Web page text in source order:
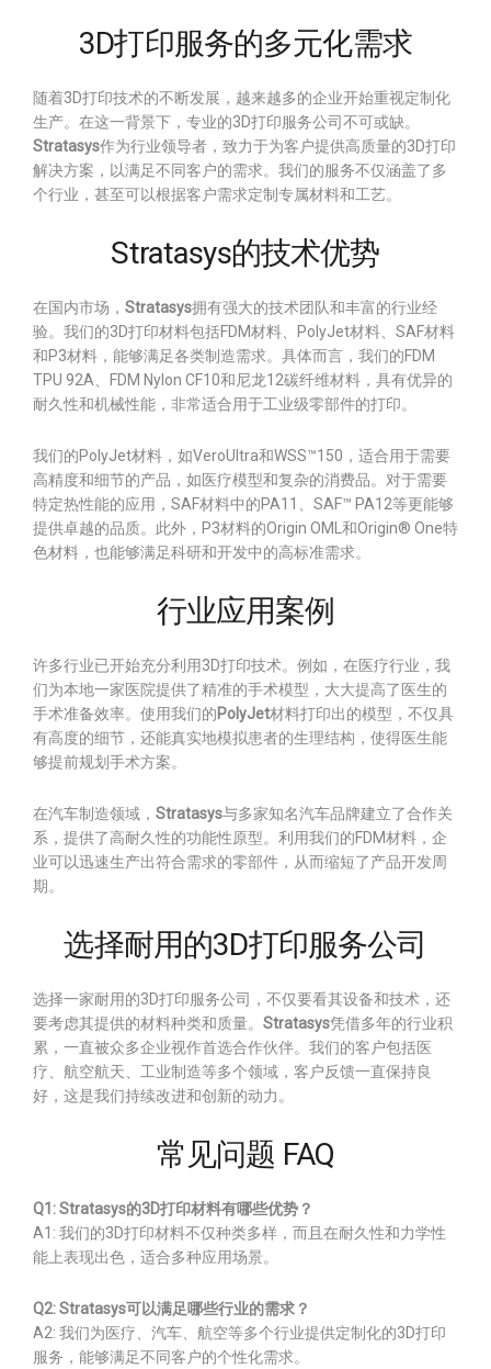
3D打印服务的多元化需求
随着3D打印技术的不断发展，越来越多的企业开始重视定制化
生产。在这一背景下，专业的3D打印服务公司不可或缺。
Stratasys作为行业领导者，致力于为客户提供高质量的3D打印
解决方案，以满足不同客户的需求。我们的服务不仅涵盖了多
个行业，甚至可以根据客户需求定制专属材料和工艺。
Stratasys的技术优势
在国内市场， Stratasys拥有强大的技术团队和丰富的行业经
验。我们的3D打印材料包括FDM材料、PolyJet材料、SAF材料
和P3材料，能够满足各类制造需求。具体而言，我们的FDM
TPU 92A、FDM Nylon CF10和尼龙12碳纤维材料，具有优异的
耐久性和机械性能，非常适合用于工业级零部件的打印。
我们的PolyJet材料，如VeroUltra和WSS™150，适合用于需要
高精度和细节的产品，如医疗模型和复杂的消费品。对于需要
特定热性能的应用，SAF材料中的PA11、SAF™ PA12等更能够
提供卓越的品质。此外，P3材料的Origin OML和Origin® One特
色材料，也能够满足科研和开发中的高标准需求。
行业应用案例
许多行业已开始充分利用3D打印技术。例如，在医疗行业，我
们为本地一家医院提供了精准的手术模型，大大提高了医生的
手术准备效率。使用我们的PolyJet材料打印出的模型，不仅具
有高度的细节，还能真实地模拟患者的生理结构，使得医生能
够提前规划手术方案。
在汽车制造领域， Stratasys与多家知名汽车品牌建立了合作关
系，提供了高耐久性的功能性原型。利用我们的FDM材料，企
业可以迅速生产出符合需求的零部件，从而缩短了产品开发周
期。
选择耐用的3D打印服务公司
选择一家耐用的3D打印服务公司，不仅要看其设备和技术，还
要考虑其提供的材料种类和质量。 Stratasys凭借多年的行业积
累，一直被众多企业视作首选合作伙伴。我们的客户包括医
疗、航空航天、工业制造等多个领域，客户反馈一直保持良
好，这是我们持续改进和创新的动力。
常见问题 FAQ
Q1: Stratasys的3D打印材料有哪些优势？
A1: 我们的3D打印材料不仅种类多样，而且在耐久性和力学性
能上表现出色，适合多种应用场景。
Q2: Stratasys可以满足哪些行业的需求？
A2: 我们为医疗、汽车、航空等多个行业提供定制化的3D打印
服务，能够满足不同客户的个性化需求。